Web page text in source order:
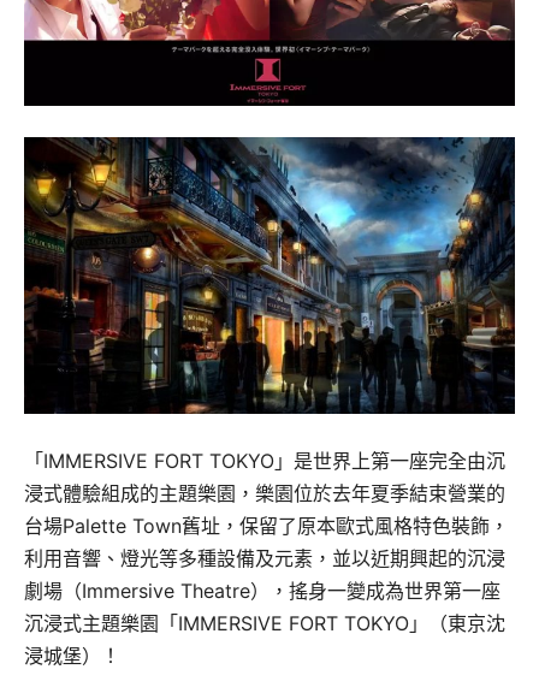
「IMMERSIVE FORT TOKYO」是世界上第一座完全由沉
浸式體驗組成的主題樂園，樂園位於去年夏季結束營業的
台場Palette Town舊址，保留了原本歐式風格特色裝飾，
利用音響、燈光等多種設備及元素，並以近期興起的沉浸
劇場（Immersive Theatre），搖身一變成為世界第一座
沉浸式主題樂園「IMMERSIVE FORT TOKYO」（東京沈
浸城堡）！